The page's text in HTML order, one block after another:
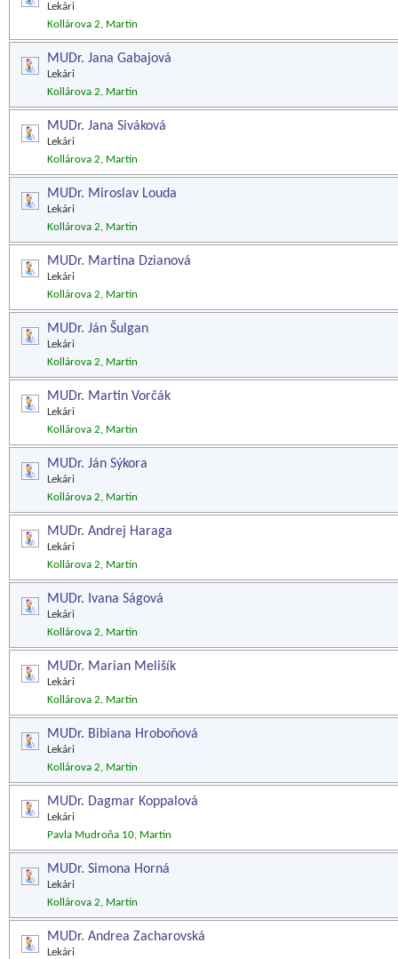
Lekári
Kollárova 2, Martin
MUDr. Jana Gabajová
Lekári
Kollárova 2, Martin
MUDr. Jana Siváková
Lekári
Kollárova 2, Martin
MUDr. Miroslav Louda
Lekári
Kollárova 2, Martin
MUDr. Martina Dzianová
Lekári
Kollárova 2, Martin
MUDr. Ján Šulgan
Lekári
Kollárova 2, Martin
MUDr. Martin Vorčák
Lekári
Kollárova 2, Martin
MUDr. Ján Sýkora
Lekári
Kollárova 2, Martin
MUDr. Andrej Haraga
Lekári
Kollárova 2, Martin
MUDr. Ivana Ságová
Lekári
Kollárova 2, Martin
MUDr. Marian Melišík
Lekári
Kollárova 2, Martin
MUDr. Bibiana Hroboňová
Lekári
Kollárova 2, Martin
MUDr. Dagmar Koppalová
Lekári
Pavla Mudroňa 10, Martin
MUDr. Simona Horná
Lekári
Kollárova 2, Martin
MUDr. Andrea Zacharovská
Lekári